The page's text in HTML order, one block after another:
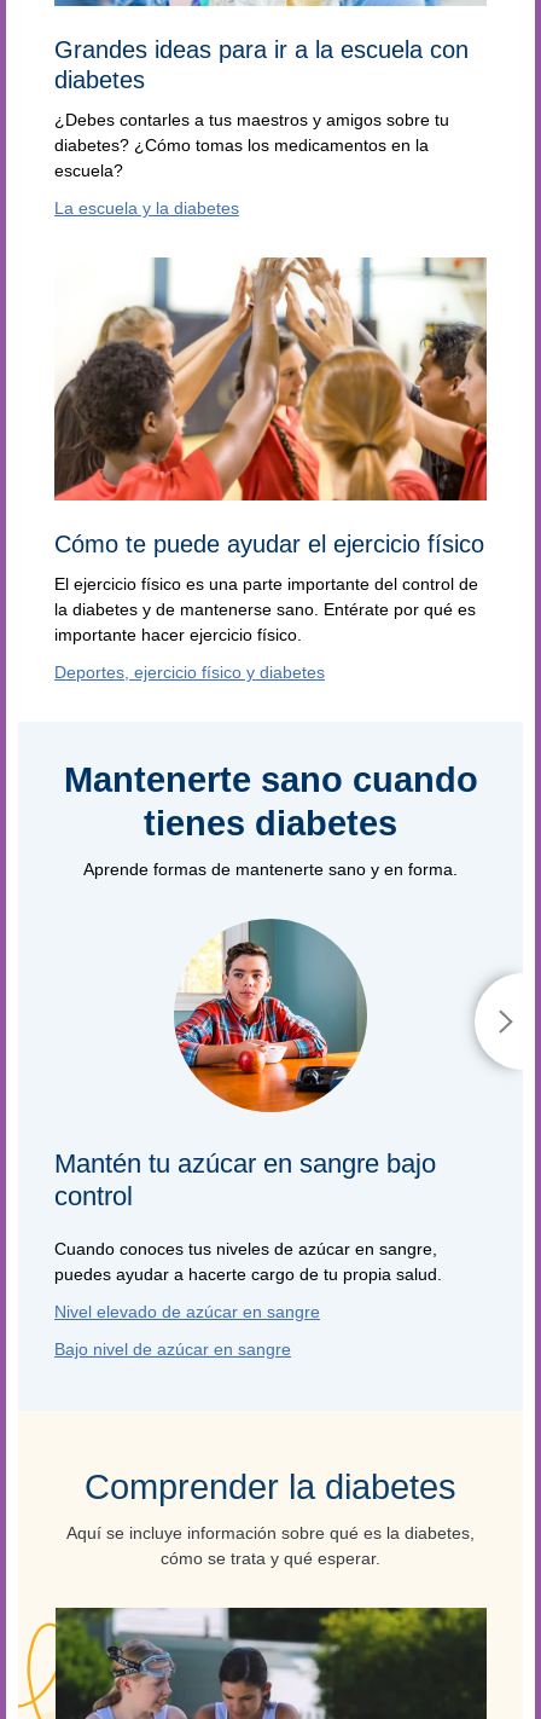
Grandes ideas para ir a la escuela con
diabetes
¿Debes contarles a tus maestros y amigos sobre tu
diabetes? ¿Cómo tomas los medicamentos en la
escuela?
La escuela y la diabetes
Cómo te puede ayudar el ejercicio físico
El ejercicio físico es una parte importante del control de
la diabetes y de mantenerse sano. Entérate por qué es
importante hacer ejercicio físico.
Deportes, ejercicio físico y diabetes
Mantenerte sano cuando
tienes diabetes
Aprende formas de mantenerte sano y en forma.
Mantén tu azúcar en sangre bajo
control
Cuando conoces tus niveles de azúcar en sangre,
puedes ayudar a hacerte cargo de tu propia salud.
Nivel elevado de azúcar en sangre
Bajo nivel de azúcar en sangre
Comprender la diabetes
Aquí se incluye información sobre qué es la diabetes,
cómo se trata y qué esperar.